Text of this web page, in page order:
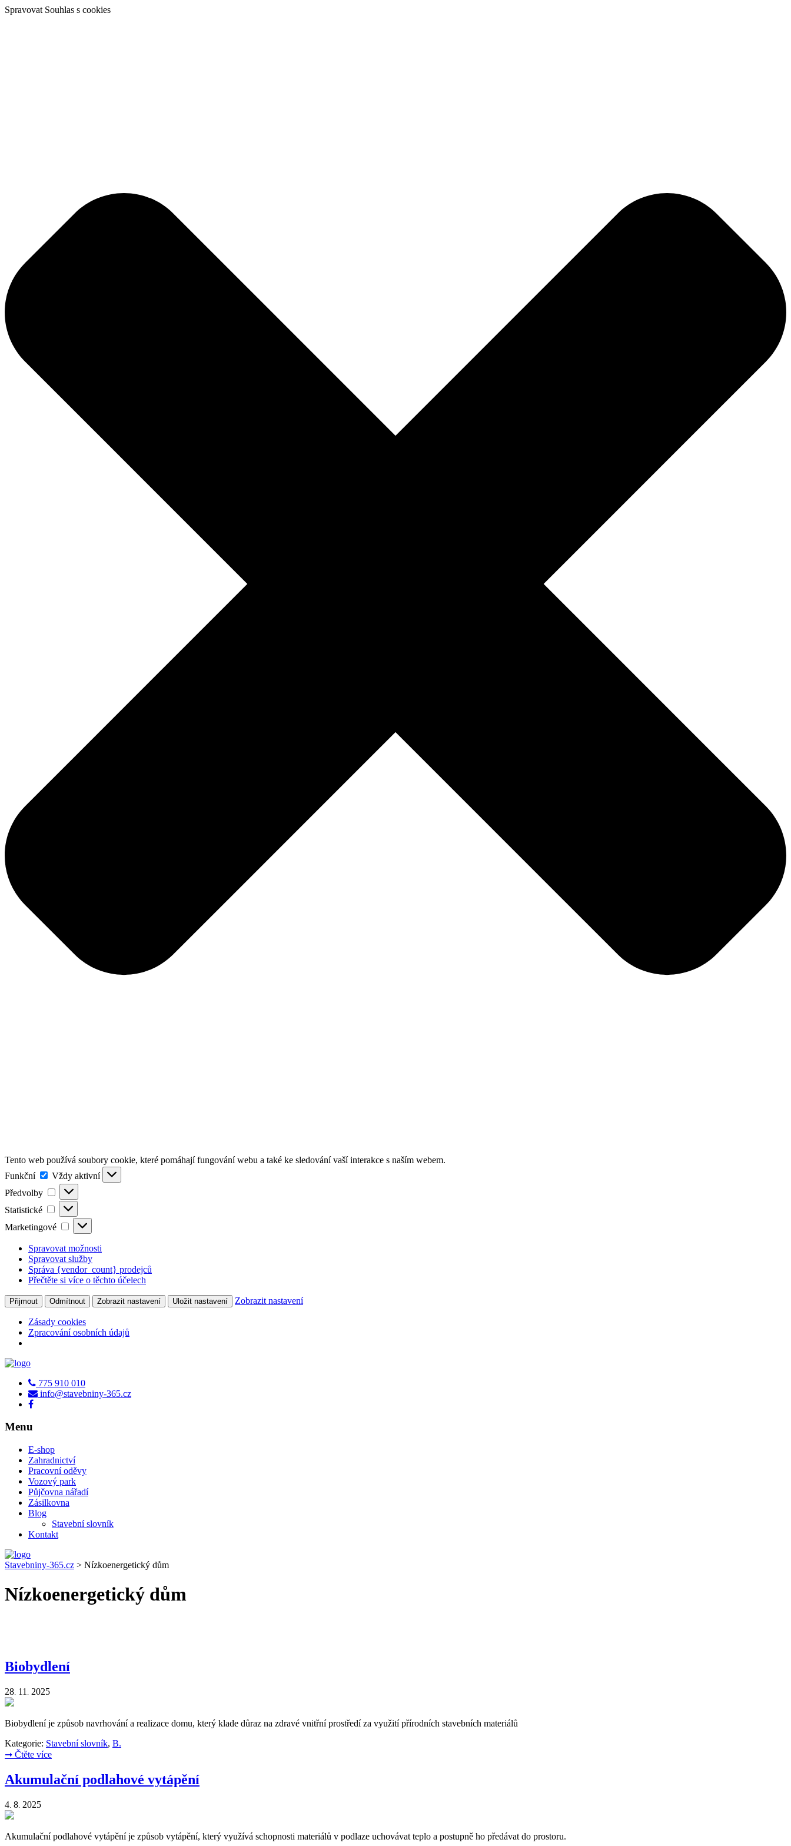
Spravovat Souhlas s cookies
Tento web používá soubory cookie, které pomáhají fungování webu a také ke sledování vaší interakce s naším webem.
Funkční
Funkční
Vždy aktivní
Předvolby
Předvolby
Statistické
Statistické
Marketingové
Marketingové
Spravovat možnosti
Spravovat služby
Správa {vendor_count} prodejců
Přečtěte si více o těchto účelech
Přijmout Odmítnout Zobrazit nastavení Uložit nastavení Zobrazit nastavení
Zásady cookies
Zpracování osobních údajů
775 910 010
info@stavebniny-365.cz
Menu
E-shop
Zahradnictví
Pracovní oděvy
Vozový park
Půjčovna nářadí
Zásilkovna
Blog
Stavební slovník
Kontakt
Stavebniny-365.cz > Nízkoenergetický dům
Nízkoenergetický dům
Biobydlení
28 11 2025
Biobydlení je způsob navrhování a realizace domu, který klade důraz na zdravé vnitřní prostředí za využití přírodních stavebních materiálů
Kategorie: Stavební slovník, B.
➞ Čtěte více
Akumulační podlahové vytápění
4 8 2025
Akumulační podlahové vytápění je způsob vytápění, který využívá schopnosti materiálů v podlaze uchovávat teplo a postupně ho předávat do prostoru.